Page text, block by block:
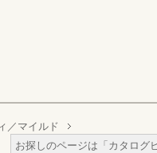
／マイルド
お探しのページは「カタログ